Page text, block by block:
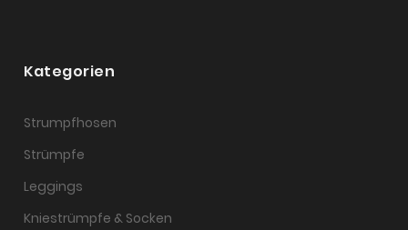
Kategorien
Strumpfhosen
Strümpfe
Leggings
Kniestrümpfe & Socken